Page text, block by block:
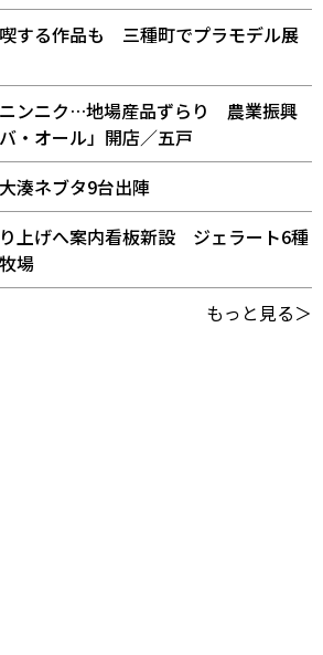
する作品も 三種町でプラモデル展
ンニク…地場産品ずらり 農業振興
・オール」開店／五戸
湊ネブタ9台出陣
上げへ案内看板新設 ジェラート6種
場
もっと見る＞